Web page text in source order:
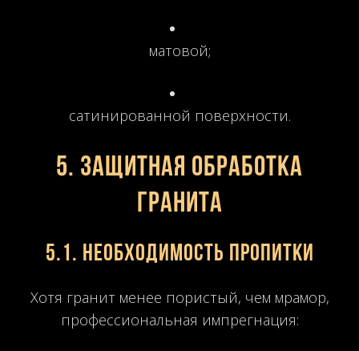
матовой;
сатинированной поверхности.
5. Защитная обработка
гранита
5.1. Необходимость пропитки
Хотя гранит менее пористый, чем мрамор,
профессиональная импрегнация: